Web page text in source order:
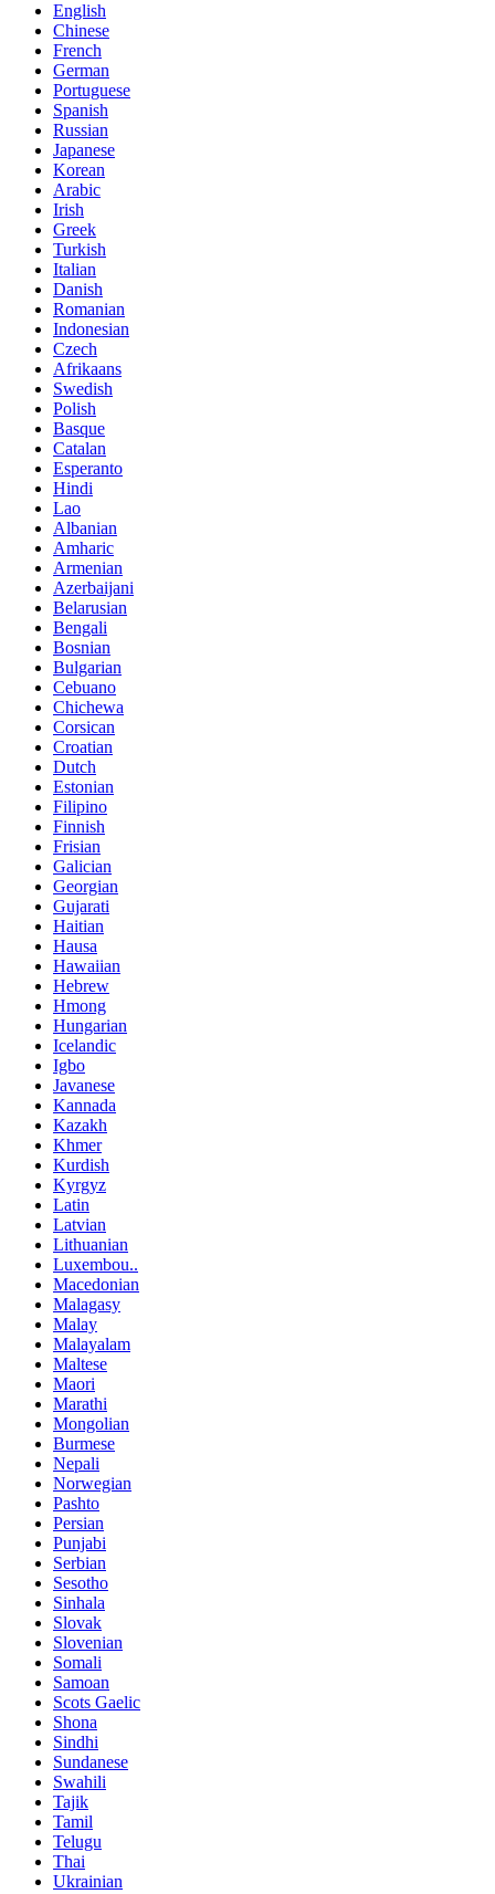
English
Chinese
French
German
Portuguese
Spanish
Russian
Japanese
Korean
Arabic
Irish
Greek
Turkish
Italian
Danish
Romanian
Indonesian
Czech
Afrikaans
Swedish
Polish
Basque
Catalan
Esperanto
Hindi
Lao
Albanian
Amharic
Armenian
Azerbaijani
Belarusian
Bengali
Bosnian
Bulgarian
Cebuano
Chichewa
Corsican
Croatian
Dutch
Estonian
Filipino
Finnish
Frisian
Galician
Georgian
Gujarati
Haitian
Hausa
Hawaiian
Hebrew
Hmong
Hungarian
Icelandic
Igbo
Javanese
Kannada
Kazakh
Khmer
Kurdish
Kyrgyz
Latin
Latvian
Lithuanian
Luxembou..
Macedonian
Malagasy
Malay
Malayalam
Maltese
Maori
Marathi
Mongolian
Burmese
Nepali
Norwegian
Pashto
Persian
Punjabi
Serbian
Sesotho
Sinhala
Slovak
Slovenian
Somali
Samoan
Scots Gaelic
Shona
Sindhi
Sundanese
Swahili
Tajik
Tamil
Telugu
Thai
Ukrainian